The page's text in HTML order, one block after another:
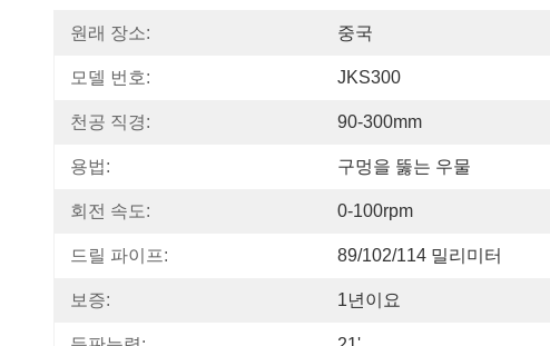
원래 장소: 중국
모델 번호: JKS300
천공 직경: 90-300mm
용법: 구멍을 뚫는 우물
회전 속도: 0-100rpm
드릴 파이프: 89/102/114 밀리미터
보증: 1년이요